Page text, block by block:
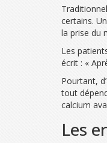
certains.
la prise du
Les
écrit : «
Pourtant,
tout
calcium
Les